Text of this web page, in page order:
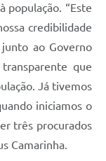
população. “Este
credibilidade
ao Governo
que
Já tivemos
iniciamos o
três procurados
Camarinha.